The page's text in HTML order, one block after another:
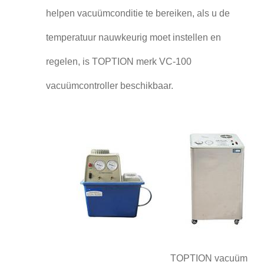
helpen vacuümconditie te bereiken, als u de
temperatuur nauwkeurig moet instellen en
regelen, is TOPTION merk VC-100
vacuümcontroller beschikbaar.
TOPTION